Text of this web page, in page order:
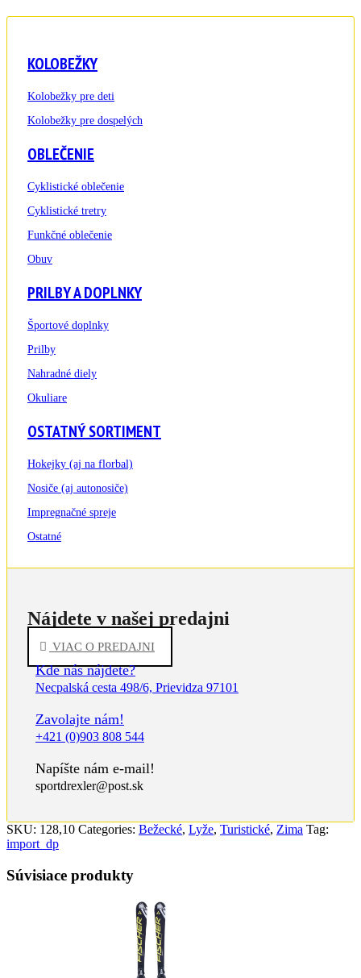
KOLOBEŽKY
Kolobežky pre deti
Kolobežky pre dospelých
OBLEČENIE
Cyklistické oblečenie
Cyklistické tretry
Funkčné oblečenie
Obuv
PRILBY A DOPLNKY
Športové doplnky
Prilby
Nahradné diely
Okuliare
OSTATNÝ SORTIMENT
Hokejky (aj na florbal)
Nosiče (aj autonosiče)
Impregnačné spreje
Ostatné
Nájdete v našej predajni
VIAC O PREDAJNI
Kde nás nájdete?
Necpalská cesta 498/6, Prievidza 97101
Zavolajte nám!
+421 (0)903 808 544
Napíšte nám e-mail!
sportdrexler@post.sk
SKU: 128,10 Categories: Bežecké, Lyže, Turistické, Zima Tag:
import_dp
Súvisiace produkty